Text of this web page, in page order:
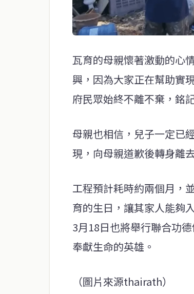
瓦育的母親懷著激動的心
興，因為大家正在幫助實
府民眾始終不離不棄，銘
母親也相信，兒子一定已
現，向母親道歉後轉身離
工程預計耗時約兩個月，
育的生日，讓其家人能夠
3月18日也將舉行聯合功
奉獻生命的英雄。
（圖片來源thairath）